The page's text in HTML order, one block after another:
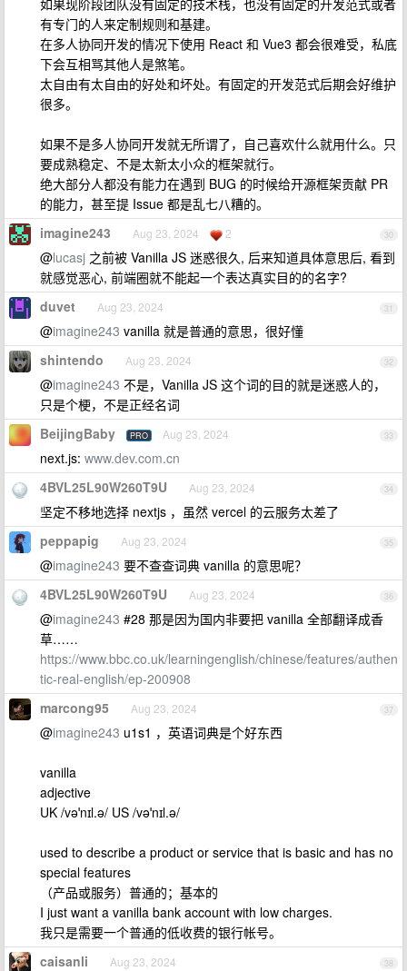
如果现阶段团队没有固定的技术栈，也没有固定的开发范式或者
有专门的人来定制规则和基建。
在多人协同开发的情况下使用 React 和 Vue3 都会很难受，私底
下会互相骂其他人是煞笔。
太自由有太自由的好处和坏处。有固定的开发范式后期会好维护
很多。
如果不是多人协同开发就无所谓了，自己喜欢什么就用什么。只
要成熟稳定、不是太新太小众的框架就行。
绝大部分人都没有能力在遇到 BUG 的时候给开源框架贡献 PR
的能力，甚至提 Issue 都是乱七八糟的。
30
imagine243 Aug 23, 2024 2
@lucasj 之前被 Vanilla JS 迷惑很久, 后来知道具体意思后, 看到
就感觉恶心, 前端圈就不能起一个表达真实目的的名字?
31
duvet Aug 23, 2024
@imagine243 vanilla 就是普通的意思，很好懂
32
shintendo Aug 23, 2024
@imagine243 不是，Vanilla JS 这个词的目的就是迷惑人的，
只是个梗，不是正经名词
33
BeijingBaby PRO Aug 23, 2024
next.js: www.dev.com.cn
34
4BVL25L90W260T9U Aug 23, 2024
坚定不移地选择 nextjs ，虽然 vercel 的云服务太差了
35
peppapig Aug 23, 2024
@imagine243 要不查查词典 vanilla 的意思呢？
36
4BVL25L90W260T9U Aug 23, 2024
@imagine243 #28 那是因为国内非要把 vanilla 全部翻译成香
草……
https://www.bbc.co.uk/learningenglish/chinese/features/authen
tic-real-english/ep-200908
37
marcong95 Aug 23, 2024
@imagine243 u1s1 ，英语词典是个好东西
vanilla
adjective
UK /vəˈnɪl.ə/ US /vəˈnɪl.ə/
used to describe a product or service that is basic and has no
special features
（产品或服务）普通的；基本的
I just want a vanilla bank account with low charges.
我只是需要一个普通的低收费的银行帐号。
38
caisanli Aug 23, 2024